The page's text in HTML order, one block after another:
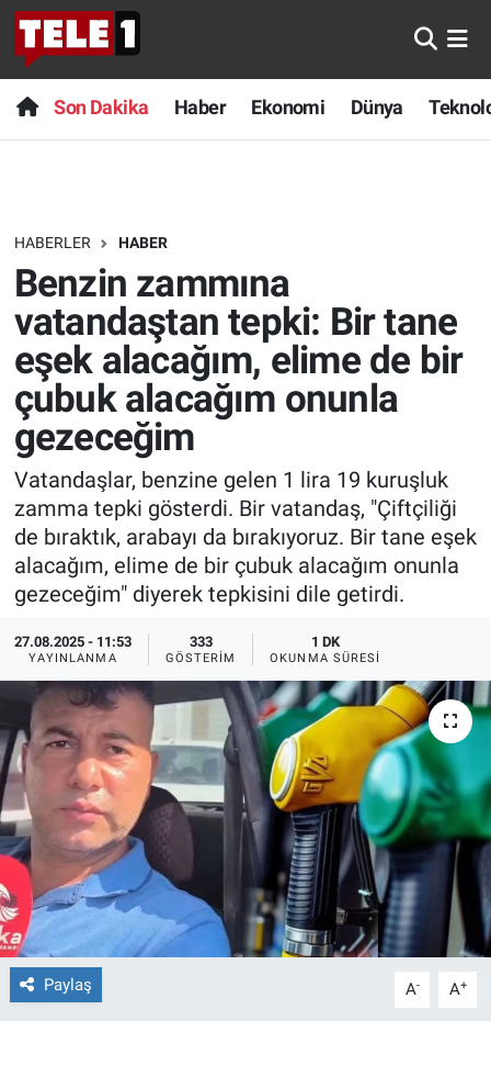
Son Dakika Haber Ekonomi Dünya
HABERLER HABER
Benzin zammına
vatandaştan tepki: Bir tane
eşek alacağım, elime de bir
çubuk alacağım onunla
gezeceğim
Vatandaşlar, benzine gelen 1 lira 19 kuruşluk
zamma tepki gösterdi. Bir vatandaş, "Çiftçiliği
de bıraktık, arabayı da bırakıyoruz. Bir tane eşek
alacağım, elime de bir çubuk alacağım onunla
gezeceğim" diyerek tepkisini dile getirdi.
27.08.2025 - 11:53
YAYINLANMA
333
GÖSTERIM
1 DK
OKUNMA SÜRESI
Paylaş A- A+
Anında Manşet
Başka Sohbetler
Bilim turu
Bilim ve Teknoloji Evreni
Doğa Konuşuyor
Dünya
Ege Saati
Ege'den Esintiler
Eğitim
Eğlence
Ekonomi
Forum
Gerçeğin İzinde
Gün Başlıyor
Gün Bitiyor
Gün Ortası
Son Dakika
Haber
Dünya
Teknoloji
Sağlık
Spor
Yayın Akışı
İletişim
Nöbetçi Eczaneler
Hava Durumu
Trafik Durumu
Süper Lig Puan Durumu ve Fikstür
Tüm Manşetler
Son Dakika Haberleri
Haber Arşivi